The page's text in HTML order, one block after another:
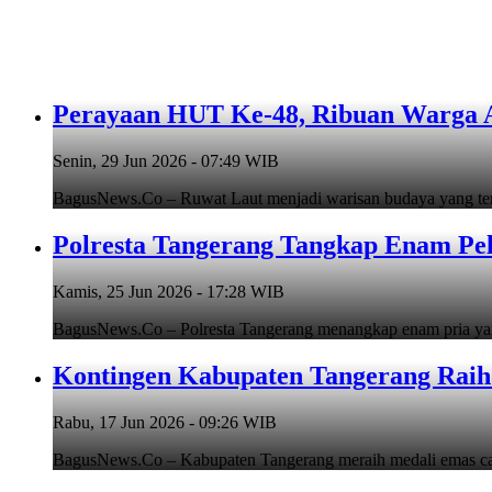
Perayaan HUT Ke-48, Ribuan
Senin, 29 Jun 2026 - 07:49 WIB
BagusNews.Co – Ruwat Laut menjadi warisan budaya yang
Polresta Tangerang Tangkap Enam
Kamis, 25 Jun 2026 - 17:28 WIB
BagusNews.Co – Polresta Tangerang menangkap enam pria
Kontingen Kabupaten Tangerang
Rabu, 17 Jun 2026 - 09:26 WIB
BagusNews.Co – Kabupaten Tangerang meraih medali